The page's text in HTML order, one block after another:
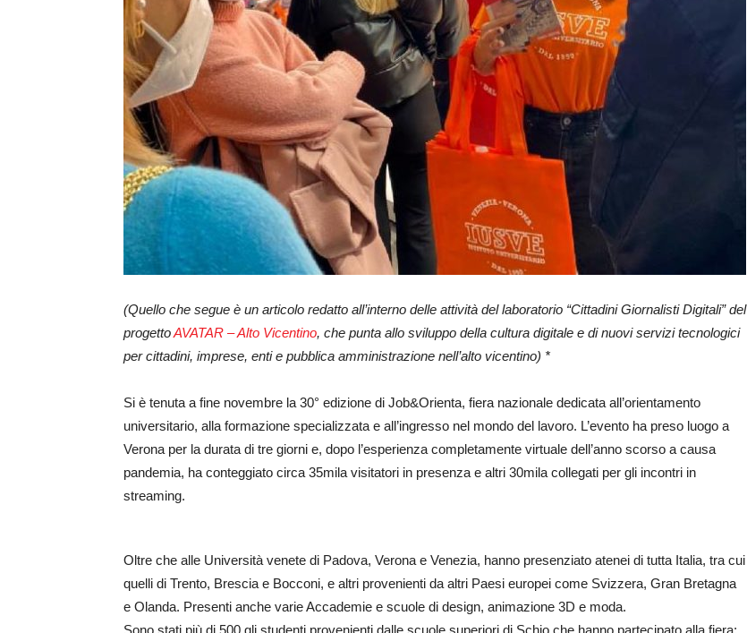
(Quello che segue è un articolo redatto all’interno delle attività del laboratorio “Cittadini Giornalisti Digitali” del
progettoAVATAR – Alto Vicentino, che punta allo sviluppo della cultura digitale e di nuovi servizi tecnologici
per cittadini, imprese, enti e pubblica amministrazione nell’alto vicentino) *
Si è tenuta a fine novembre la 30° edizione di Job&Orienta, fiera nazionale dedicata all’orientamento
universitario, alla formazione specializzata e all’ingresso nel mondo del lavoro. L’evento ha preso luogo a
Verona per la durata di tre giorni e, dopo l’esperienza completamente virtuale dell’anno scorso a causa
pandemia, ha conteggiato circa 35mila visitatori in presenza e altri 30mila collegati per gli incontri in
streaming.
Oltre che alle Università venete di Padova, Verona e Venezia, hanno presenziato atenei di tutta Italia, tra cui
quelli di Trento, Brescia e Bocconi, e altri provenienti da altri Paesi europei come Svizzera, Gran Bretagna
e Olanda. Presenti anche varie Accademie e scuole di design, animazione 3D e moda.